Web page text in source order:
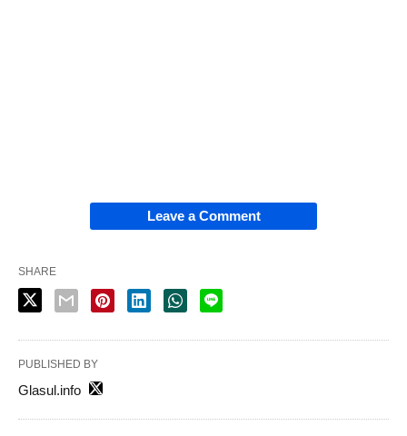
Leave a Comment
SHARE
PUBLISHED BY
Glasul.info